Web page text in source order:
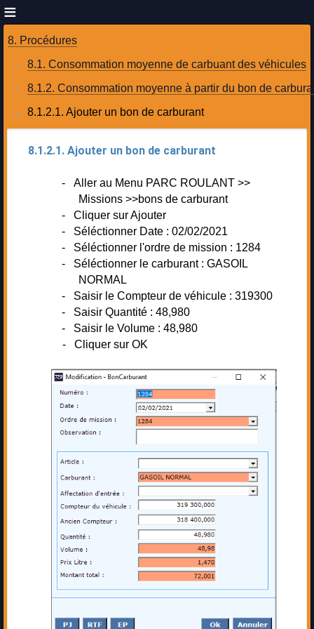
8. Procédures
8.1. Consommation moyenne de carbuant des véhicules
8.1.2.1. Ajouter un bon de carburant
8.1.2.1. Ajouter un bon de carburant
- Aller au Menu PARC ROULANT >>
Missions >>bons de carburant
- Cliquer sur Ajouter
- Séléctionner Date : 02/02/2021
- Séléctionner l'ordre de mission : 1284
- Séléctionner le carburant : GASOIL
NORMAL
- Saisir le Compteur de véhicule : 319300
- Saisir Quantité : 48,980
- Saisir le Volume : 48,980
- Cliquer sur OK